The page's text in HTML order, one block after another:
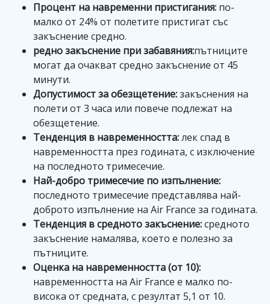
Процент на навременни пристигания: по-
малко от 24% от полетите пристигат със
закъснение средно.
редно закъснение при забавяния:пътниците
могат да очакват средно закъснение от 45
минути.
Допустимост за обезщетение:закъснения на
полети от 3 часа или повече подлежат на
обезщетение.
Тенденция в навременността:лек спад в
навременността през годината, с изключение
на последното тримесечие.
Най-добро тримесечие по изпълнение:
последното тримесечие представлява най-
доброто изпълнение на Air France за годината.
Тенденция в средното закъснение:средното
закъснение намалява, което е полезно за
пътниците.
Оценка на навременността (от 10):
навременността на Air France е малко по-
висока от средната, с резултат 5,1 от 10.